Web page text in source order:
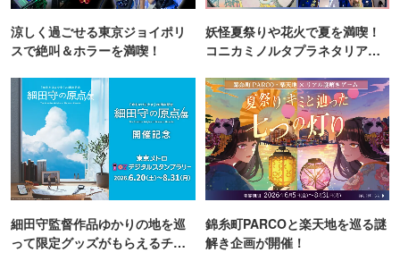
涼しく過ごせる東京ジョイポリ
スで絶叫＆ホラーを満喫！
妖怪夏祭りや花火で夏を満喫！
コニカミノルタプラネタリア
細田守監督作品ゆかりの地を巡
って限定グッズがもらえるチャ
錦糸町PARCOと楽天地を巡る謎
解き企画が開催！